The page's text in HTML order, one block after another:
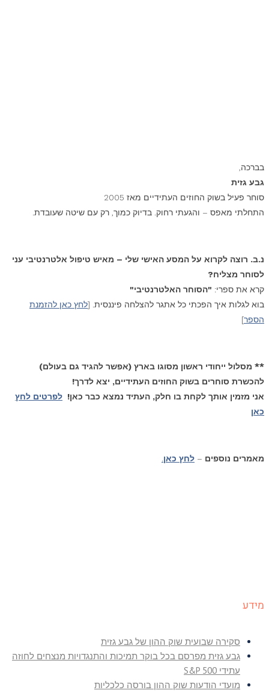
בברכה,
גבע גזית
סוחר פעיל בשוק החוזים העתידיים מאז 2005
התחלתי מאפס – והגעתי רחוק. בדיוק כמוך, רק עם שיטה שעובדת.
נ.ב. רוצה לקרוא על המסע האישי שלי – מאיש טיפול אלטרנטיבי עני
לסוחר מצליח?
קרא את ספרי: "הסוחר האלטרנטיבי"
בוא לגלות איך הפכתי כל אתגר להצלחה פיננסית. [לחץ כאן להזמנת
הספר]
** מסלול ייחודי ראשון מסוגו בארץ (אפשר להגיד גם בעולם)
להכשרת סוחרים בשוק החוזים העתידיים, יצא לדרך!
אני מזמין אותך לקחת בו חלק, העתיד נמצא כבר כאן! לפרטים לחץ
כאן
מאמרים נוספים – לחץ כאן.
מידע
סקירה שבועית שוק ההון של גבע גזית
גבע גזית מפרסם בכל בוקר תמיכות והתנגדויות מנצחים לחוזה
עתידי S&P 500
מועדי הודעות שוק ההון בורסה כלכליות